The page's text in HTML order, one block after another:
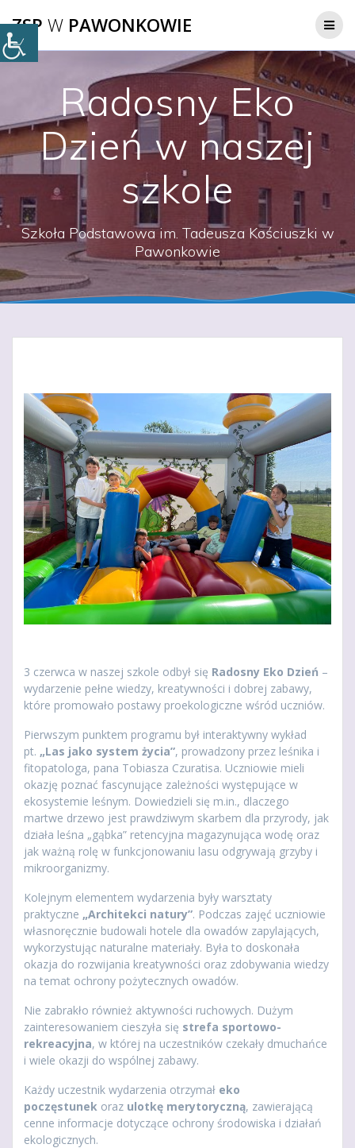
do
ZSP W PAWONKOWIE
Radosny Eko
Dzień w naszej
szkole
Szkoła Podstawowa im. Tadeusza Kościuszki w
Pawonkowie
3 czerwca w naszej szkole odbył się Radosny Eko Dzień –
wydarzenie pełne wiedzy, kreatywności i dobrej zabawy,
które promowało postawy proekologiczne wśród uczniów.
Pierwszym punktem programu był interaktywny wykład
pt. „Las jako system życia”, prowadzony przez leśnika i
fitopatologa, pana Tobiasza Czuratisa. Uczniowie mieli
okazję poznać fascynujące zależności występujące w
ekosystemie leśnym. Dowiedzieli się m.in., dlaczego
martwe drzewo jest prawdziwym skarbem dla przyrody, jak
działa leśna „gąbka” retencyjna magazynująca wodę oraz
jak ważną rolę w funkcjonowaniu lasu odgrywają grzyby i
mikroorganizmy.
Kolejnym elementem wydarzenia były warsztaty
praktyczne „Architekci natury”. Podczas zajęć uczniowie
własnoręcznie budowali hotele dla owadów zapylających,
wykorzystując naturalne materiały. Była to doskonała
okazja do rozwijania kreatywności oraz zdobywania wiedzy
na temat ochrony pożytecznych owadów.
Nie zabrakło również aktywności ruchowych. Dużym
zainteresowaniem cieszyła się strefa sportowo-
rekreacyjna, w której na uczestników czekały dmuchańce
i wiele okazji do wspólnej zabawy.
Każdy uczestnik wydarzenia otrzymał eko
poczęstunek oraz ulotkę merytoryczną, zawierającą
cenne informacje dotyczące ochrony środowiska i działań
ekologicznych.